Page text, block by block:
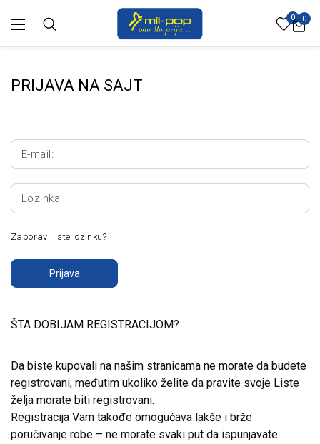
0 0
PRIJAVA NA SAJT
E-mail:
Lozinka:
Zaboravili ste lozinku?
Prijava
ŠTA DOBIJAM REGISTRACIJOM?
Da biste kupovali na našim stranicama ne morate da budete
registrovani, međutim ukoliko želite da pravite svoje Liste
želja morate biti registrovani.
Registracija Vam takođe omogućava lakše i brže
poručivanje robe – ne morate svaki put da ispunjavate